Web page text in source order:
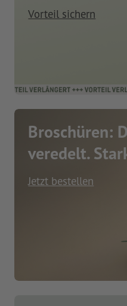
Vorteil sichern
Broschüren:
veredelt.
Jetzt bestellen